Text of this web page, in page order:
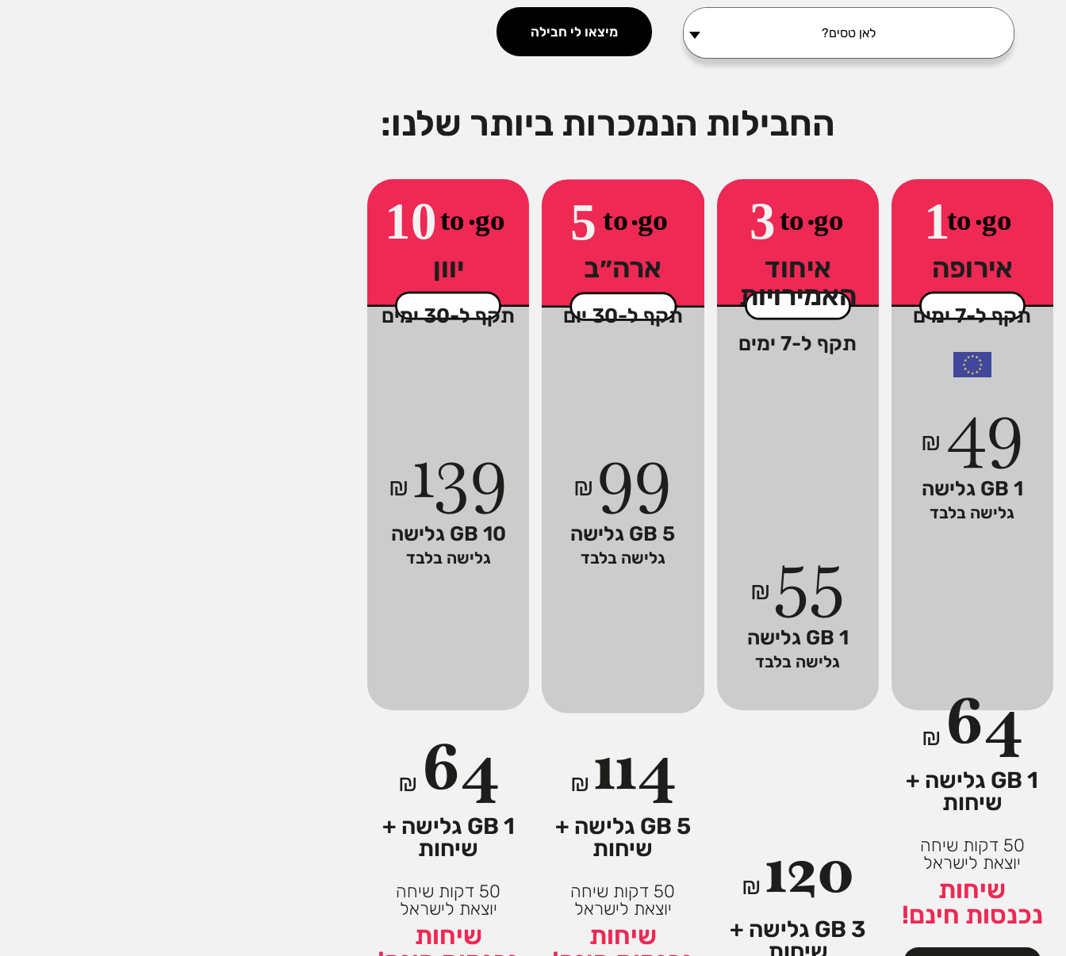
?לאן טסים מיצאו לי חבילה
החבילות הנמכרות ביותר שלנו:
אירופה
תקף ל-7 ימים
49
₪
1 GB גלישה
גלישה בלבד
64
₪
1 GB גלישה +
שיחות
50 דקות שיחה
יוצאת לישראל
שיחות
נכנסות חינם!
איחוד
האמירויות
תקף ל-7 ימים
55
₪
1 GB גלישה
גלישה בלבד
120
₪
3 GB גלישה +
ארה״ב
תקף ל-30 יום
99
₪
5 GB גלישה
גלישה בלבד
114
₪
5 GB גלישה +
שיחות
50 דקות שיחה
יוצאת לישראל
שיחות
יוון
תקף ל-30 ימים
139
₪
10 GB גלישה
גלישה בלבד
64
₪
1 GB גלישה +
שיחות
50 דקות שיחה
יוצאת לישראל
שיחות